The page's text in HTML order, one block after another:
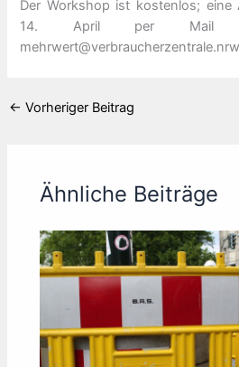
Der Workshop ist kostenlos;
14. April per Mail
mehrwert@verbraucherzentrale.nrw
← Vorheriger Beitrag
Ähnliche Beiträge